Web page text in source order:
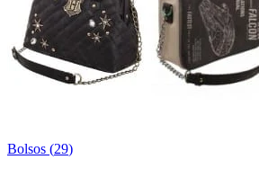
Bolsos (29)